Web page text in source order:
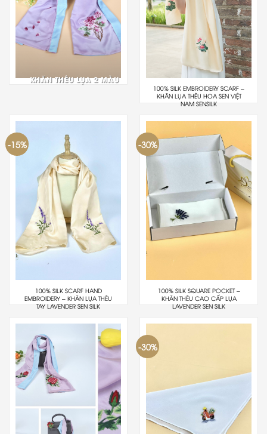
KHĂN THÊU LỤA 2 MÀU
100% SILK EMBROIDERY SCARF –
KHĂN LỤA THÊU HOA SEN VIỆT
NAM SENSILK
-15%
100% SILK SCARF HAND
EMBROIDERY – KHĂN LỤA THÊU
TAY LAVENDER SEN SILK
-30%
100% SILK SQUARE POCKET –
KHĂN THÊU CAO CẤP LỤA
LAVENDER SEN SILK
-30%